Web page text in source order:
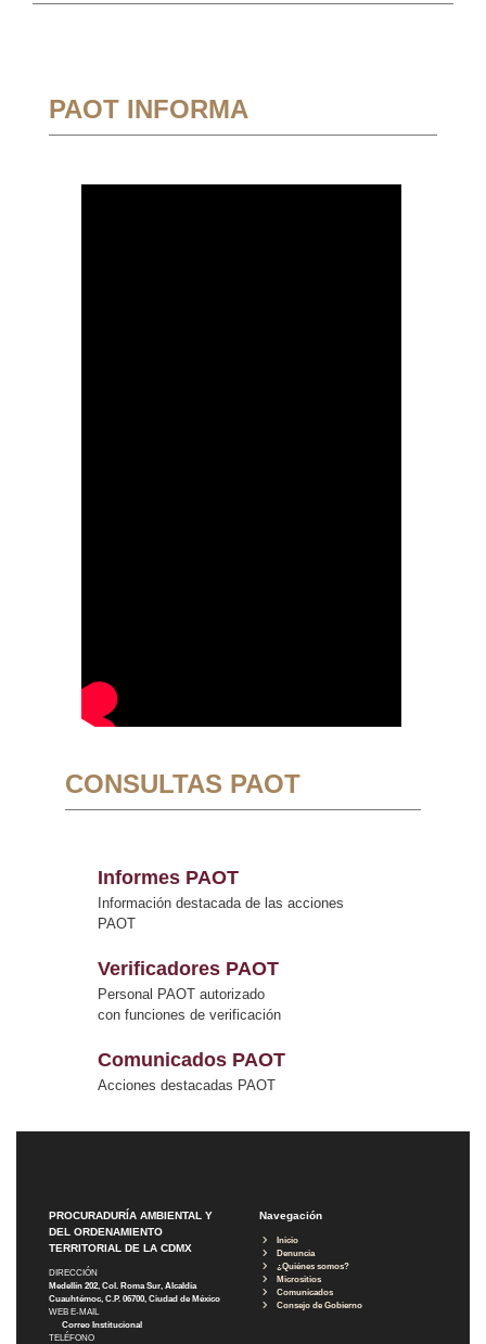
PAOT INFORMA
CONSULTAS PAOT
Informes PAOT
Información destacada de las acciones
PAOT
Verificadores PAOT
Personal PAOT autorizado
con funciones de verificación
Comunicados PAOT
Acciones destacadas PAOT
PROCURADURÍA AMBIENTAL Y
DEL ORDENAMIENTO
TERRITORIAL DE LA CDMX
DIRECCIÓN
Medellín 202, Col. Roma Sur, Alcaldía
Cuauhtémoc, C.P. 06700, Ciudad de México
WEB E-MAIL
Correo Institucional
TELÉFONO
Navegación
Inicio
Denuncia
¿Quiénes somos?
Micrositios
Comunicados
Consejo de Gobierno